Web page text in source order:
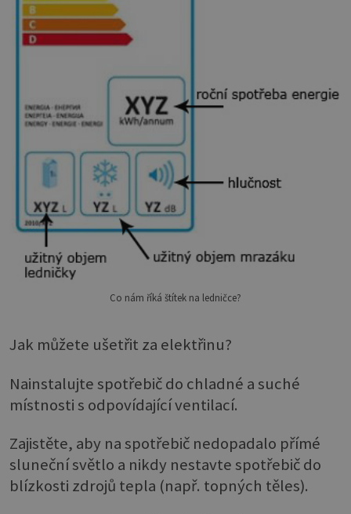
Co nám říká štítek na ledničce?
Jak můžete ušetřit za elektřinu?
Nainstalujte spotřebič do chladné a suché
místnosti s odpovídající ventilací.
Zajistěte, aby na spotřebič nedopadalo přímé
sluneční světlo a nikdy nestavte spotřebič do
blízkosti zdrojů tepla (např. topných těles).